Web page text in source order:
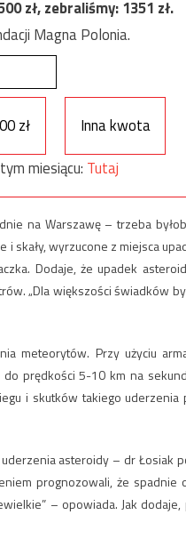
zł, zebraliśmy:1351 zł.
Magna Polonia.
zł
Inna kwota
miesiącu: Tutaj
na Warszawę – trzeba
skały, wyrzucone z miejsca
Dodaje, że upadek
„Dla większości świadków
meteorytów. Przy użyciu
prędkości 5-10 km na
i skutków takiego
asteroidy – dr Łosiak
prognozowali, że
– opowiada. Jak